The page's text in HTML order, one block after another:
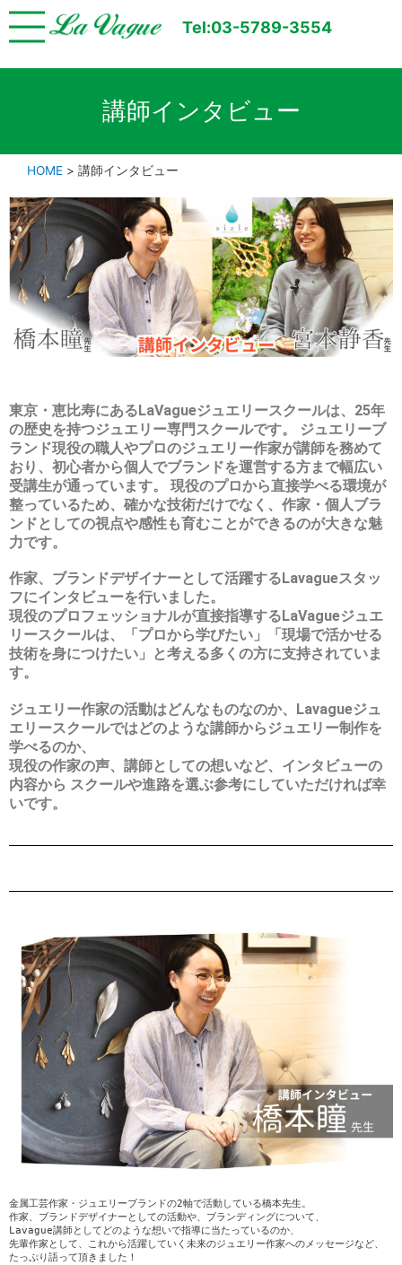
Tel:03-5789-3554
講師インタビュー
HOME > 講師インタビュー
東京・恵比寿にあるLaVagueジュエリースクールは、25年
の歴史を持つジュエリー専門スクールです。
ジュエリーブ
ランド現役の職人やプロのジュエリー作家が講師を務めて
おり 、初心者から個人でブランドを運営する方まで幅広い
受講生が通っています。 現役のプロから直接学べる環境が
整っているため、確かな技術だけでなく、 作家・個人ブラ
ンドとしての視点や感性も育むことができるのが大きな魅
力です。
作家、ブランドデザイナーとして活躍するLavagueスタッ
フにインタビューを行いました。
現役のプロフェッショナルが直接指導するLaVagueジュエ
リースクールは、
「プロから学びたい」「現場で活かせる
技術を身につけたい」 と考える多くの方に支持されていま
す。
ジュエリー作家の活動はどんなものなのか、Lavagueジュ
エリースクールではどのような講師からジュエリー制作を
学べるのか、
現役の作家の声、講師としての想いなど、インタビューの
内容から スクールや進路を選ぶ参考にしていただければ幸
いです。
金属工芸作家・ジュエリーブランドの2軸で活動している橋本先生。
作家、ブランドデザイナーとしての活動や、ブランディングについて、
Lavague講師としてどのような想いで指導に当たっているのか、
先輩作家として、これから活躍していく未来のジュエリー作家へのメッセージなど、
たっぷり語って頂きました！